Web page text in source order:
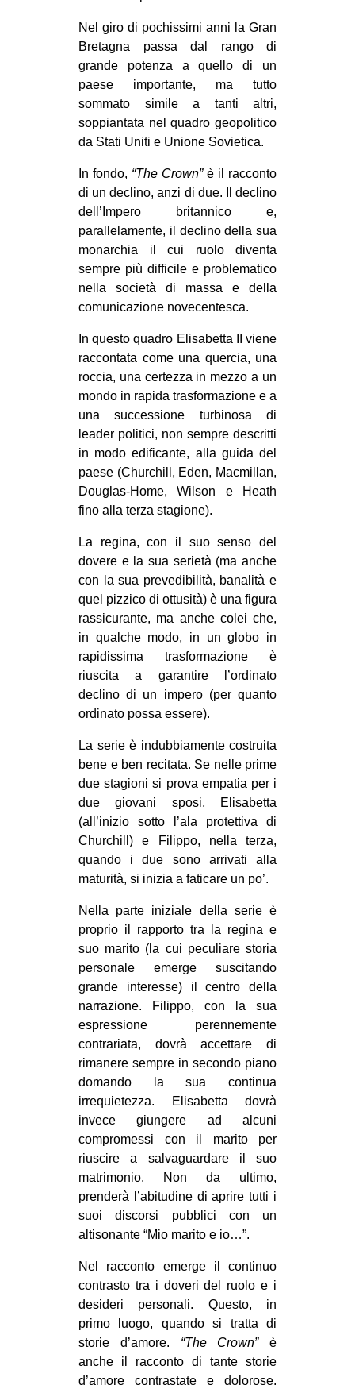
Nel giro di pochissimi anni la Gran
Bretagna passa dal rango di
grande potenza a quello di un
paese importante, ma tutto
sommato simile a tanti altri,
soppiantata nel quadro geopolitico
da Stati Uniti e Unione Sovietica.
In fondo, “The Crown”è il racconto
di un declino, anzi di due. Il declino
dell’Impero britannico e,
parallelamente, il declino della sua
monarchia il cui ruolo diventa
sempre più difficile e problematico
nella società di massa e della
comunicazione novecentesca.
In questo quadro Elisabetta II viene
raccontata come una quercia, una
roccia, una certezza in mezzo a un
mondo in rapida trasformazione e a
una successione turbinosa di
leader politici, non sempre descritti
in modo edificante, alla guida del
paese (Churchill, Eden, Macmillan,
Douglas-Home, Wilson e Heath
fino alla terza stagione).
La regina, con il suo senso del
dovere e la sua serietà (ma anche
con la sua prevedibilità, banalità e
quel pizzico di ottusità) è una figura
rassicurante, ma anche colei che,
in qualche modo, in un globo in
rapidissima trasformazione è
riuscita a garantire l’ordinato
declino di un impero (per quanto
ordinato possa essere).
La serie è indubbiamente costruita
bene e ben recitata. Se nelle prime
due stagioni si prova empatia per i
due giovani sposi, Elisabetta
(all’inizio sotto l’ala protettiva di
Churchill) e Filippo, nella terza,
quando i due sono arrivati alla
maturità, si inizia a faticare un po’.
Nella parte iniziale della serie è
proprio il rapporto tra la regina e
suo marito (la cui peculiare storia
personale emerge suscitando
grande interesse) il centro della
narrazione. Filippo, con la sua
espressione perennemente
contrariata, dovrà accettare di
rimanere sempre in secondo piano
domando la sua continua
irrequietezza. Elisabetta dovrà
invece giungere ad alcuni
compromessi con il marito per
riuscire a salvaguardare il suo
matrimonio. Non da ultimo,
prenderà l’abitudine di aprire tutti i
suoi discorsi pubblici con un
altisonante “Mio marito e io…”.
Nel racconto emerge il continuo
contrasto tra i doveri del ruolo e i
desideri personali. Questo, in
primo luogo, quando si tratta di
storie d’amore. “The Crown”è
anche il racconto di tante storie
d’amore contrastate e dolorose.